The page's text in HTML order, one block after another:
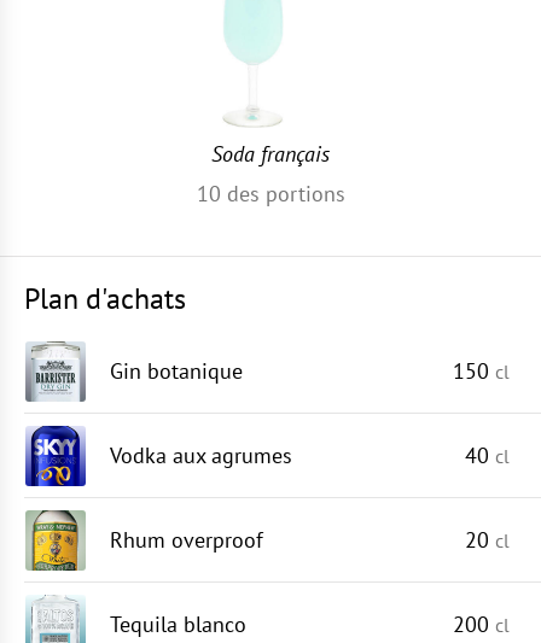
Soda français
10 des portions
Plan d'achats
Gin botanique 150 cl
Vodka aux agrumes 40 cl
Rhum overproof 20 cl
Tequila blanco 200 cl